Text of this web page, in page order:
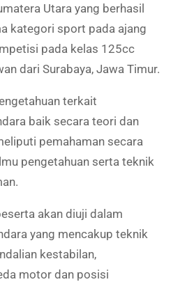
Utara yang berhasil
kategori sport pada ajang
pada kelas 125cc
dari Surabaya, Jawa Timur.
terkait
baik secara teori dan
pemahaman secara
pengetahuan serta teknik
akan diuji dalam
yang mencakup teknik
kestabilan,
motor dan posisi